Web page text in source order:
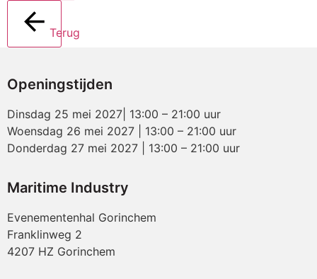
Terug
Openingstijden
Dinsdag 25 mei 2027| 13:00 – 21:00 uur
Woensdag 26 mei 2027 | 13:00 – 21:00 uur
Donderdag 27 mei 2027 | 13:00 – 21:00 uur
Maritime Industry
Evenementenhal Gorinchem
Franklinweg 2
4207 HZ Gorinchem